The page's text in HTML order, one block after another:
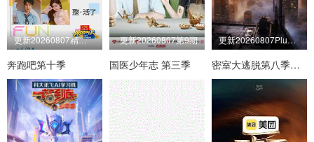
更新20260807精华版
奔跑吧第十季
更新20260807第9期
国医少年志 第三季
更新20260807Plus版第3期
密室大逃脱第八季大神版